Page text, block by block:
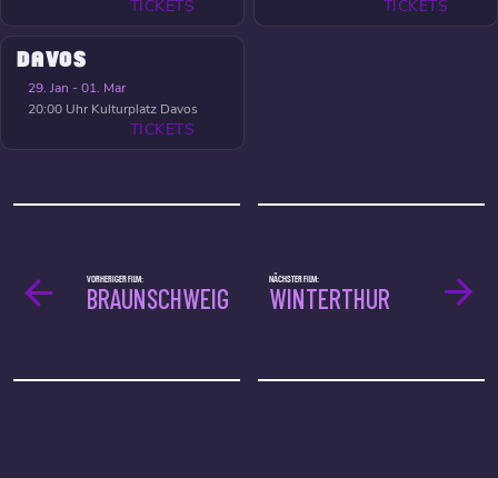
TICKETS TICKETS
DAVOS
29. Jan - 01. Mar
20:00 Uhr Kulturplatz Davos
TICKETS
NÄCHSTER FILM:
WINTERTHUR
VORHERIGER FILM:
BRAUNSCHWEIG